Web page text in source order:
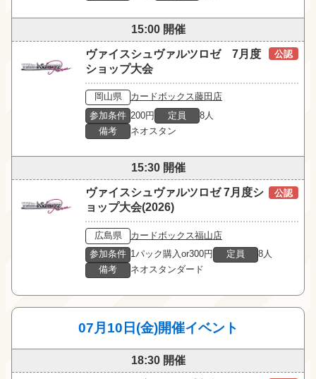
15:00 開催
ヴァイスシュヴァルツロゼ 7月度
ショップ大会
公認
岡山県
カードボックス藤田店
参加条件 200円 定員
8人
備考
ネオスタン
15:30 開催
ヴァイスシュヴァルツロゼ 7月度シ
ョップ大会(2026)
公認
広島県
カードボックス福山店
参加条件 1パック購入or300円 定員
8人
備考
ネオスタンダード
07月10日(金)開催イベント
18:30 開催